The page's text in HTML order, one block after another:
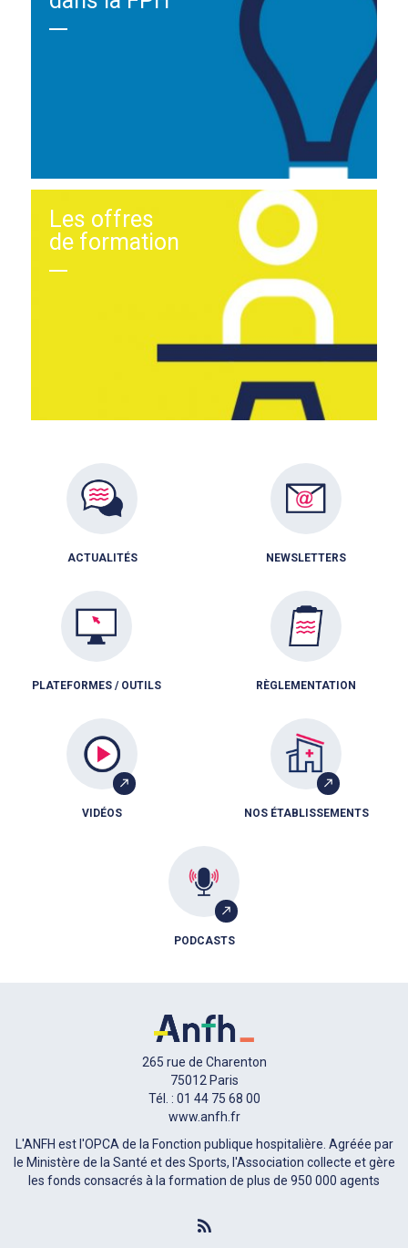
Les offres
de formation
ACTUALITÉS NEWSLETTERS
PLATEFORMES / OUTILS RÈGLEMENTATION
VIDÉOS NOS ÉTABLISSEMENTS
PODCASTS
265 rue de Charenton
75012 Paris
Tél. : 01 44 75 68 00
www.anfh.fr
L'ANFH est l'OPCA de la Fonction publique hospitalière. Agréée par
le Ministère de la Santé et des Sports, l'Association collecte et gère
les fonds consacrés à la formation de plus de 950 000 agents